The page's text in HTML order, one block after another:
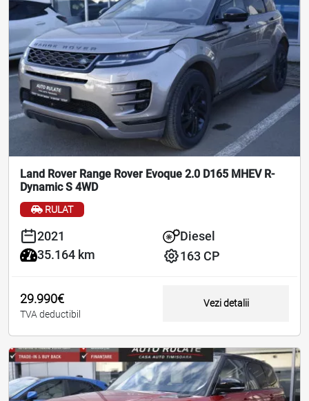
Land Rover Range Rover Evoque 2.0 D165 MHEV R-
Dynamic S 4WD
RULAT
2021
35.164 km
Diesel
163 CP
29.990€
TVA deductibil
Vezi detalii